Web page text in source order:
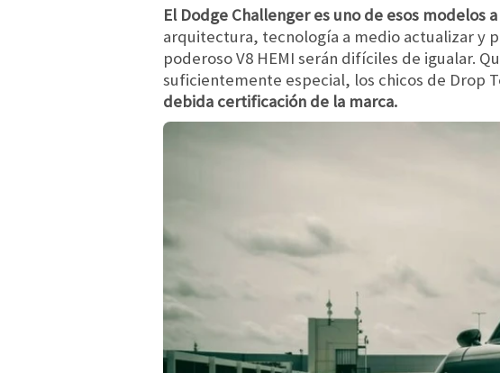
El Dodge Challenger es uno de esos modelos
arquitectura, tecnología a medio actualizar y
poderoso V8 HEMI serán difíciles de igualar.
suficientemente especial, los chicos de Drop
debida certificación de la marca.